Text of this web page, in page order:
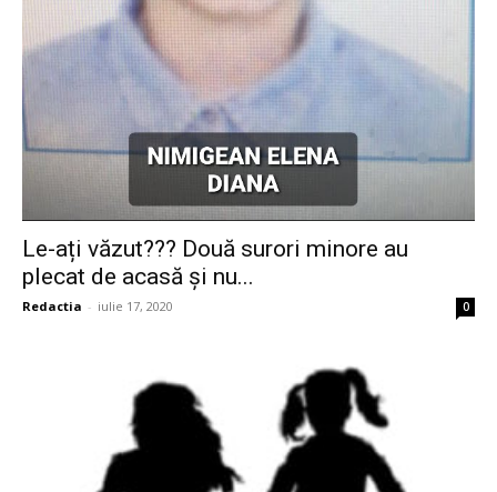
Le-ați văzut??? Două surori minore au
plecat de acasă și nu...
Redactia - iulie 17, 2020 0